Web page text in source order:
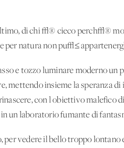
di chi √® cieco perch√®
per natura non pu√≤
e tozzo luminare moderno
mettendo insieme la speranza
con l'obiettivo malefico
un laboratorio fumante di
vedere il bello troppo